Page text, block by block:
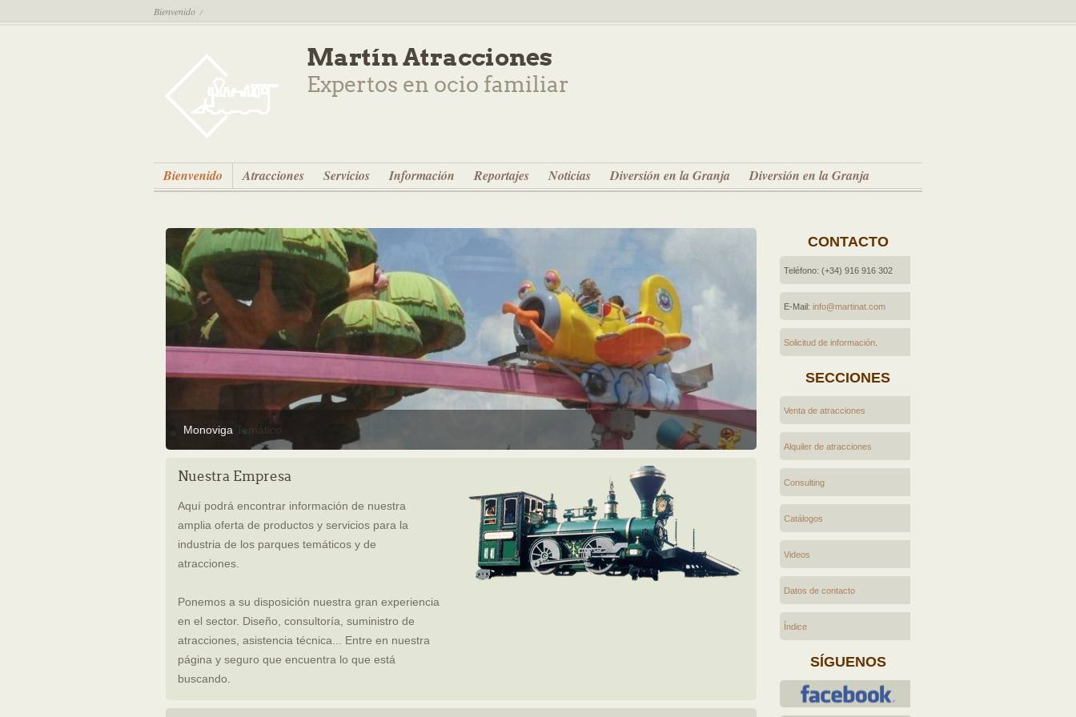
Bienvenido /
Martín Atracciones
Expertos en ocio familiar
Bienvenido Atracciones Servicios Información Reportajes Noticias Diversión en la Granja Diversión en la Granja
Monoviga
Recorrido Temático
Nuestra Empresa
Aquí podrá encontrar información de nuestra
amplia oferta de productos y servicios para la
industria de los parques temáticos y de
atracciones.
Ponemos a su disposición nuestra gran experiencia
en el sector. Diseño, consultoría, suministro de
atracciones, asistencia técnica... Entre en nuestra
página y seguro que encuentra lo que está
buscando.
CONTACTO
Teléfono: (+34) 916 916 302
E-Mail: info@martinat.com
Solicitud de información
SECCIONES
Venta de atracciones
Alquiler de atracciones
Consulting
Catálogos
Videos
Datos de contacto
Índice
SÍGUENOS